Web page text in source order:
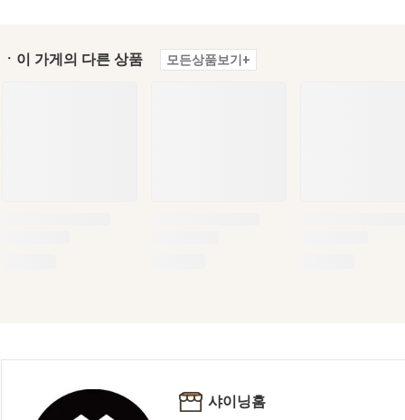
ㆍ이 가게의 다른 상품 모든상품보기+
샤이닝홈